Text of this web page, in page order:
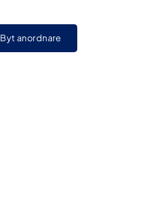
Byt anordnare